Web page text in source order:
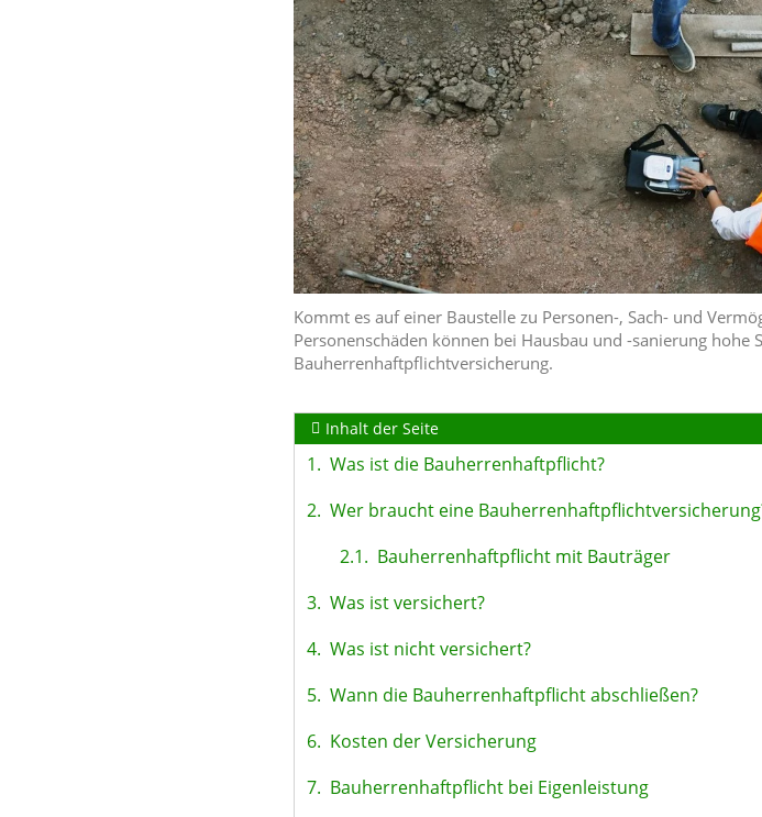
Kommt es auf einer Baustelle zu Personen-, Sach- und
Personenschäden können bei Hausbau und -sanierung
Bauherrenhaftpflichtversicherung.
Inhalt der Seite
1. Was ist die Bauherrenhaftpflicht?
2. Wer braucht eine
2.1. Bauherrenhaftpflicht mit Bauträger
3. Was ist versichert?
4. Was ist nicht versichert?
5. Wann die Bauherrenhaftpflicht abschließen?
6. Kosten der Versicherung
7. Bauherrenhaftpflicht bei Eigenleistung